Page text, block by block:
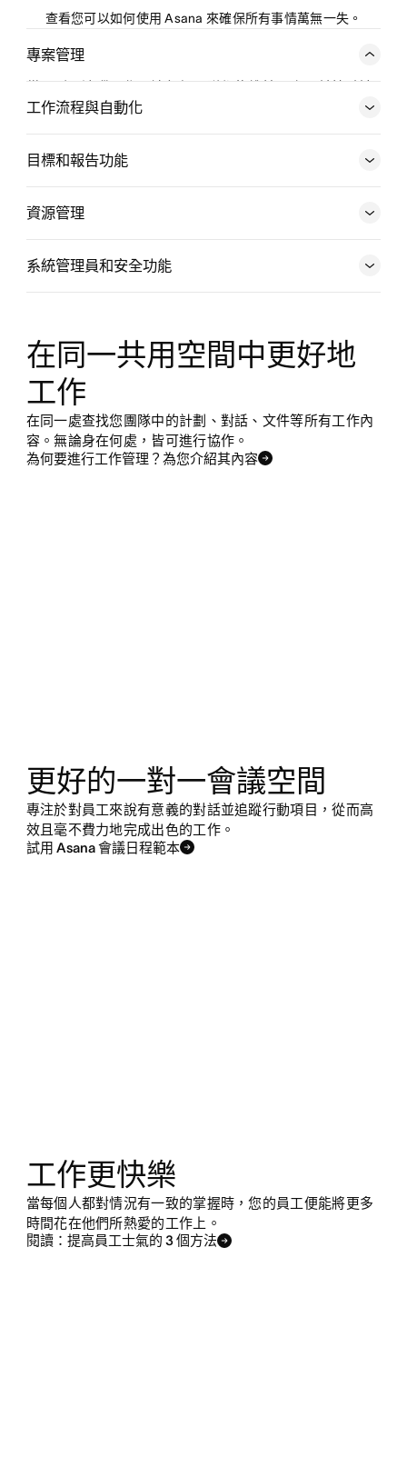
查看您可以如何使用 Asana 來確保所有事情萬無一失。
專案管理
從頭到尾追蹤工作，讓每個團隊都能維持同步，並按時達
成目標。從狀態更新到專案時間軸，您都可以協調每個不
工作流程與自動化
目標和報告功能
探索目標和報告功能
資源管理
探索資源管理
系統管理員和安全功能
探索系統管理員和安全功能
在同一共用空間中更好地
工作
在同一處查找您團隊中的計劃、對話、文件等所有工作內
容。無論身在何處，皆可進行協作。
為何要進行工作管理？為您介紹其內容
更好的一對一會議空間
專注於對員工來說有意義的對話並追蹤行動項目，從而高
效且毫不費力地完成出色的工作。
試用 Asana 會議日程範本
工作更快樂
當每個人都對情況有一致的掌握時，您的員工便能將更多
時間花在他們所熱愛的工作上。
閱讀：提高員工士氣的 3 個方法